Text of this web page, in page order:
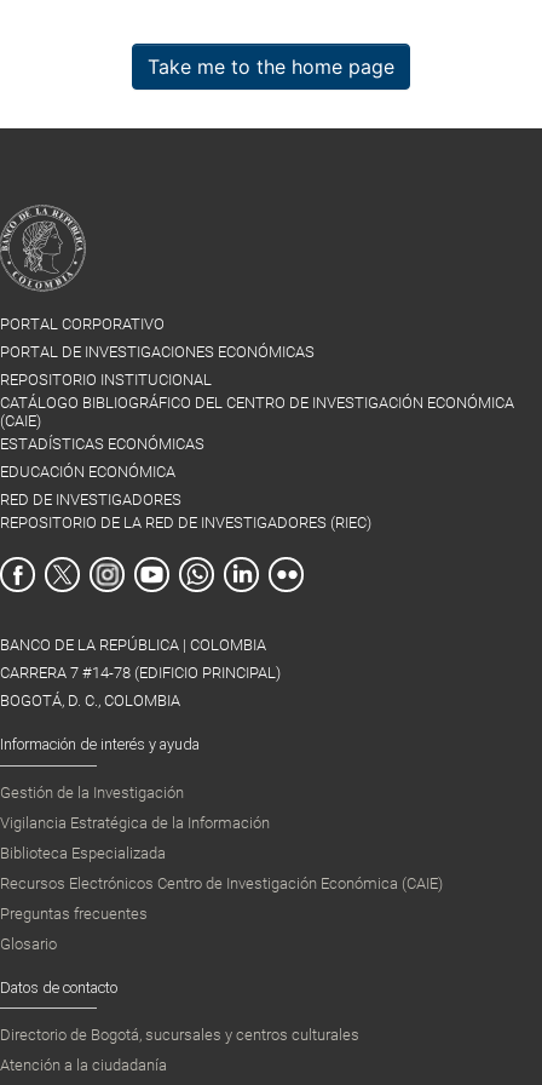
Take me to the home page
PORTAL CORPORATIVO
PORTAL DE INVESTIGACIONES ECONÓMICAS
REPOSITORIO INSTITUCIONAL
CATÁLOGO BIBLIOGRÁFICO DEL CENTRO DE INVESTIGACIÓN ECONÓMICA
(CAIE)
ESTADÍSTICAS ECONÓMICAS
EDUCACIÓN ECONÓMICA
RED DE INVESTIGADORES
REPOSITORIO DE LA RED DE INVESTIGADORES (RIEC)
BANCO DE LA REPÚBLICA | COLOMBIA
CARRERA 7 #14-78 (EDIFICIO PRINCIPAL)
BOGOTÁ, D. C., COLOMBIA
Información de interés y ayuda
Gestión de la Investigación
Vigilancia Estratégica de la Información
Biblioteca Especializada
Recursos Electrónicos Centro de Investigación Económica (CAIE)
Preguntas frecuentes
Glosario
Datos de contacto
Directorio de Bogotá, sucursales y centros culturales
Atención a la ciudadanía